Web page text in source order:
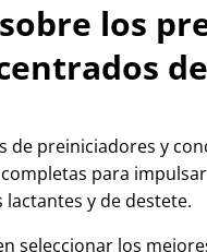
los
de
de preiniciadores y
para
y de destete.
seleccionar los